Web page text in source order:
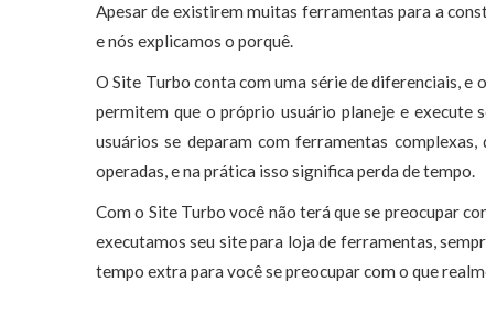
Apesar de existirem muitas ferramentas para a
e nós explicamos o porquê.
O Site Turbo conta com uma série de diferenciais, e
permitem que o próprio usuário planeje e execute
usuários se deparam com ferramentas
operadas, e na prática isso significa perda de tempo.
Com o Site Turbo você não terá que se preocupar
executamos seu site para loja de ferramentas,
tempo extra para você se preocupar com o que